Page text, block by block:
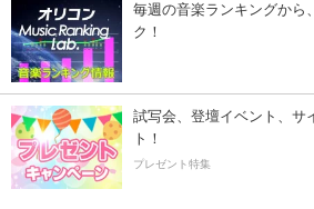
毎週の音楽ランキングから
ク！
試写会、登壇イベント、サ
ト！
プレゼント特集